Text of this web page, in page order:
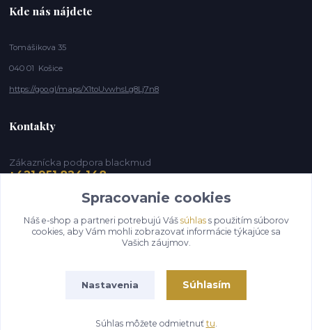
Kde nás nájdete
Tomášikova 35
040 01 Košice
https://goo.gl/maps/X1toUvwhsLg8Lj7n8
Kontakty
Zákaznícka podpora blackmud
+421 951 824 148
info@blackmud.eu
Spracovanie cookies
Náš e-shop a partneri potrebujú Váš súhlass použitím súborov
cookies, aby Vám mohli zobrazovať informácie týkajúce sa
Vašich záujmov.
Nastavenia Súhlasím
Súhlas môžete odmietnuť tu